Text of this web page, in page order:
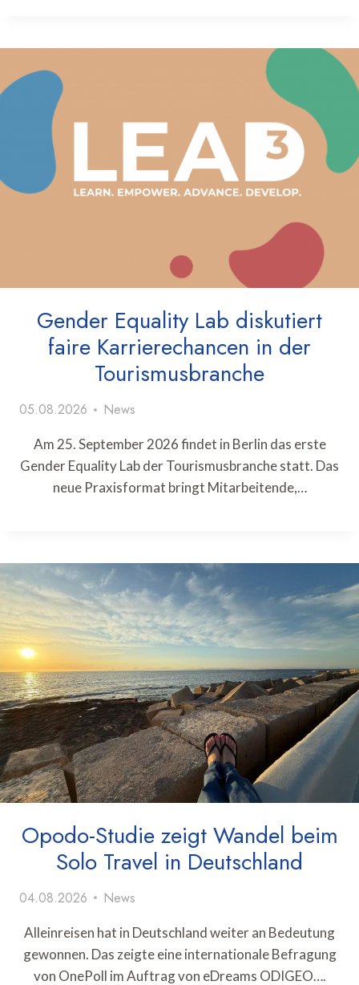
Gender Equality Lab diskutiert
faire Karrierechancen in der
Tourismusbranche
05.08.2026 News
Am 25. September 2026 findet in Berlin das erste
Gender Equality Lab der Tourismusbranche statt. Das
neue Praxisformat bringt Mitarbeitende,…
Opodo-Studie zeigt Wandel beim
Solo Travel in Deutschland
04.08.2026 News
Alleinreisen hat in Deutschland weiter an Bedeutung
gewonnen. Das zeigte eine internationale Befragung
von OnePoll im Auftrag von eDreams ODIGEO….